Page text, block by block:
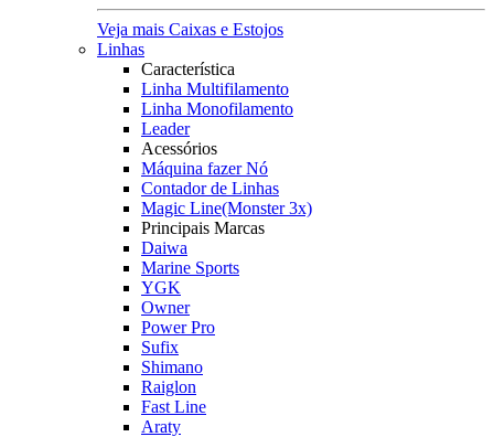
Veja mais Caixas e Estojos
Linhas
Característica
Linha Multifilamento
Linha Monofilamento
Leader
Acessórios
Máquina fazer Nó
Contador de Linhas
Magic Line(Monster 3x)
Principais Marcas
Daiwa
Marine Sports
YGK
Owner
Power Pro
Sufix
Shimano
Raiglon
Fast Line
Araty